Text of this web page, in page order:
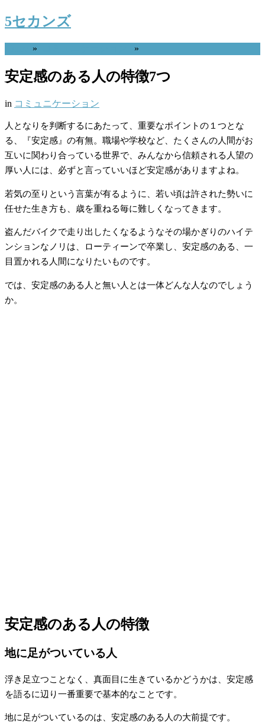
5セカンズ
» »
安定感のある人の特徴7つ
in コミュニケーション
人となりを判断するにあたって、重要なポイントの１つとな
る、『安定感』の有無。職場や学校など、たくさんの人間がお
互いに関わり合っている世界で、みんなから信頼される人望の
厚い人には、必ずと言っていいほど安定感がありますよね。
若気の至りという言葉が有るように、若い頃は許された勢いに
任せた生き方も、歳を重ねる毎に難しくなってきます。
盗んだバイクで走り出したくなるようなその場かぎりのハイテ
ンションなノリは、ローティーンで卒業し、安定感のある、一
目置かれる人間になりたいものです。
では、安定感のある人と無い人とは一体どんな人なのでしょう
か。
安定感のある人の特徴
地に足がついている人
浮き足立つことなく、真面目に生きているかどうかは、安定感
を語るに辺り一番重要で基本的なことです。
地に足がついているのは、安定感のある人の大前提です。